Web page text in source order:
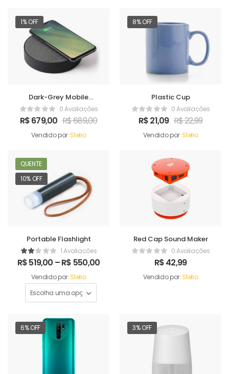
1% OFF
Dark-Grey Mobile
Charger0 Avaliações
R$679,00 R$689,00
Vendido por:Stelio
8% OFF
Plastic Cup
0 Avaliações
R$21,09 R$22,99
Vendido por:Stelio
QUENTE
10% OFF
Portable Flashlight
1 Avaliações
R$519,00 –R$ 550,00
Vendido por:Stelio
Red Cap Sound Maker
0 Avaliações
R$42,99
Vendido por:Stelio
6% OFF 3% OFF